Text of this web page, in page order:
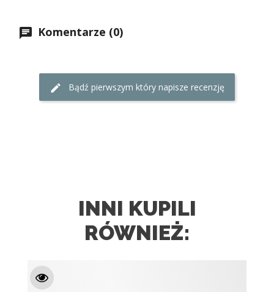
Komentarze (0)
Bądź pierwszym który napisze recenzję
INNI KUPILI
RÓWNIEŻ: